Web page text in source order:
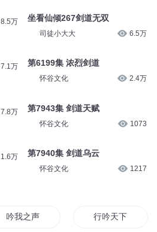
8.5万
7.1万
7.8万
1.6万
坐看仙倾267剑道无双
司徒小大大 6.5万
第6199集 浓烈剑道
怀谷文化 2.4万
第7943集 剑道天赋
怀谷文化 1073
第7940集 剑道乌云
怀谷文化 1217
吟我之声 行吟天下